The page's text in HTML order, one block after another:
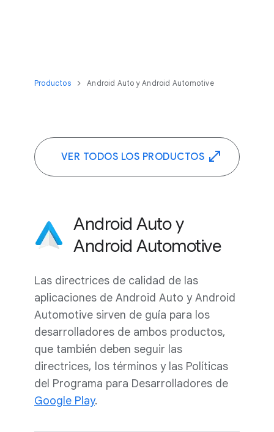
Productos Android Auto y Android Automotive
VER TODOS LOS PRODUCTOS
Android Auto y
Android Automotive
Las directrices de calidad de las
aplicaciones de Android Auto y Android
Automotive sirven de guía para los
desarrolladores de ambos productos,
que también deben seguir las
directrices, los términos y las Políticas
del Programa para Desarrolladores de
Google Play.